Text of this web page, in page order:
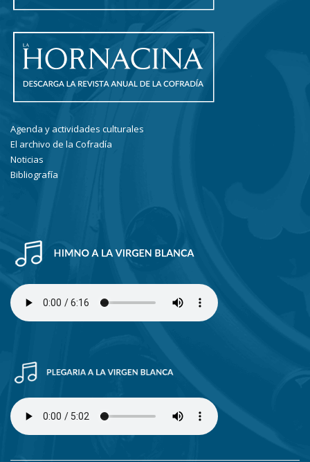
Agenda y actividades culturales
El archivo de la Cofradía
Noticias
Bibliografía